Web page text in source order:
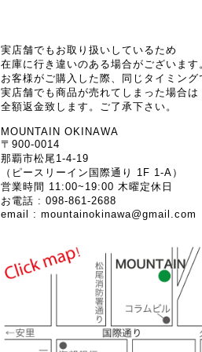
実店舗でもお取り扱いしているため
在庫に行き違いのある場合がございます
お客様がご購入した際、同じタイミング
実店舗でも商品が売れてしまった場合は
全額返金致します。ご了承下さい。
MOUNTAIN OKINAWA
〒900-0014
那覇市松尾1-4-19
（ピースリーイン国際通り 1F 1-A）
営業時間 11:00~19:00 木曜定休日
お電話 : 098-861-2688
email : mountainokinawa@gmail.com